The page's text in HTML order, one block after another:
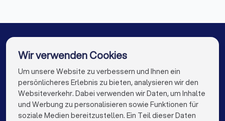
Finanzberater in München
Finanzberater in Frankfurt am Main
Finanzberater in Stuttgart
Finanzberater in Düsseldorf
Die besten Finanzberater für Sie
info@trustlocal.de
Wir verwenden Cookies
Um unsere Website zu verbessern und Ihnen ein
persönlicheres Erlebnis zu bieten, analysieren wir den
Websiteverkehr. Dabei verwenden wir Daten, um Inhalte
und Werbung zu personalisieren sowie Funktionen für
soziale Medien bereitzustellen. Ein Teil dieser Daten